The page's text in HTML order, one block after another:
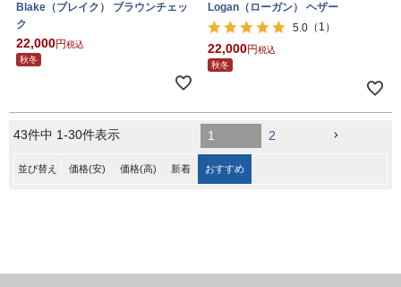
Blake（ブレイク） ブラウンチェッ
ク
22,000
税込
秋冬
Logan（ローガン） ヘザー
5.0 （1）
22,000
税込
秋冬
並び替え 価格(安) 価格(高) 新着 おすすめ
43件中 1-30件表示 1 2